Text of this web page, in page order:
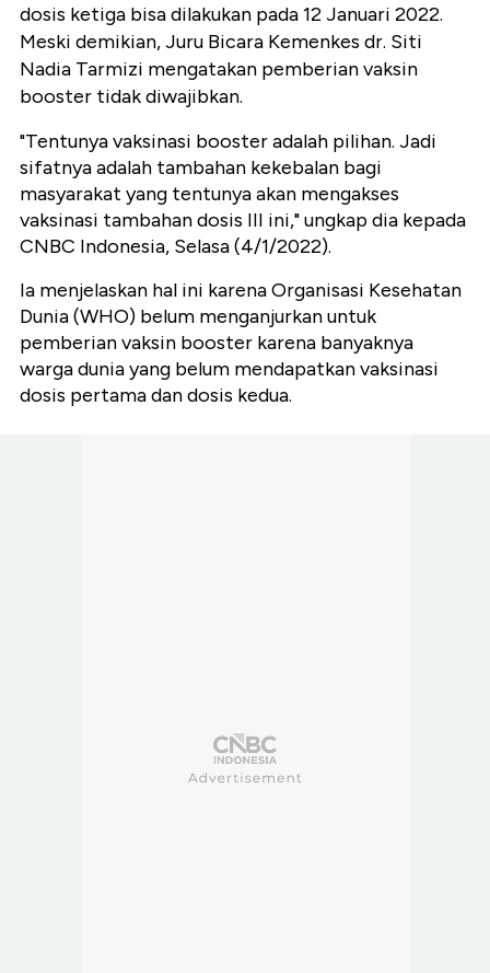
dosis ketiga bisa dilakukan pada 12 Januari 2022.
Meski demikian, Juru Bicara Kemenkes dr. Siti
Nadia Tarmizi mengatakan pemberian vaksin
booster tidak diwajibkan.
"Tentunya vaksinasi booster adalah pilihan. Jadi
sifatnya adalah tambahan kekebalan bagi
masyarakat yang tentunya akan mengakses
vaksinasi tambahan dosis III ini," ungkap dia kepada
CNBC Indonesia, Selasa (4/1/2022).
Ia menjelaskan hal ini karena Organisasi Kesehatan
Dunia (WHO) belum menganjurkan untuk
pemberian vaksin booster karena banyaknya
warga dunia yang belum mendapatkan vaksinasi
dosis pertama dan dosis kedua.